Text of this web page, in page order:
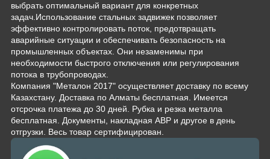
выбрать оптимальный вариант для конкретных
задач.Использование стальных задвижек позволяет
эффективно контролировать поток, предотвращать
аварийные ситуации и обеспечивать безопасность на
промышленных объектах. Они незаменимы при
необходимости быстрого отключения или регулирования
потока в трубопроводах.
Компания "Металон 2017" осуществляет доставку по всему
Казахстану. Доставка по Алматы бесплатная. Имеется
отсрочка платежа до 30 дней. Рубка и резка металла
бесплатная. Документы, накладная АВР и другое в день
отгрузки. Весь товар сертифицирован.